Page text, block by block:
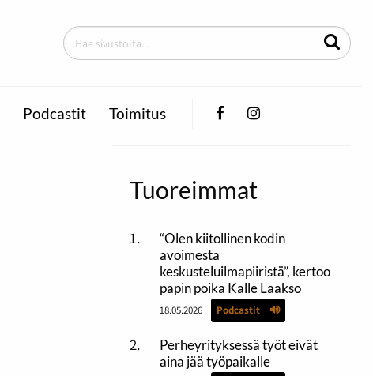
Podcastit Toimitus FacebookInstagram
Tuoreimmat
“Olen kiitollinen kodin
avoimesta
keskusteluilmapiiristä”, kertoo
papin poika Kalle Laakso
18.05.2026 Podcastit
Perheyrityksessä työt eivät
aina jää työpaikalle